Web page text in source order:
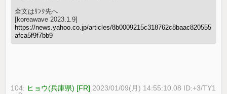
全文はﾘﾝｸ先へ
[koreawave 2023.1.9]
https://news.yahoo.co.jp/articles/8b0009215c318762c8baac820555
afca5f9f7bb9
104: ヒョウ(兵庫県) [FR] 2023/01/09(月) 14:55:10.08 ID:+3/TY1